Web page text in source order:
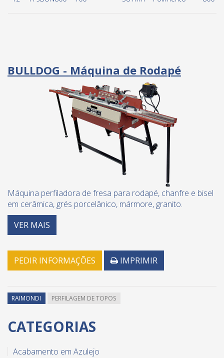
BULLDOG - Máquina de Rodapé
Máquina perfiladora de fresa para rodapé, chanfre e bisel
em cerâmica, grés porcelânico, mármore, granito.
VER MAIS
PEDIR INFORMAÇÕES IMPRIMIR
RAIMONDI PERFILAGEM DE TOPOS
CATEGORIAS
Acabamento em Azulejo